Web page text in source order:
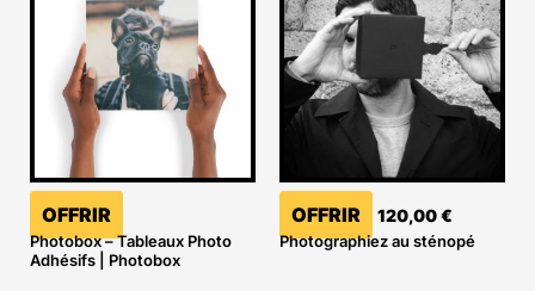
OFFRIR
Photobox – Tableaux Photo
Adhésifs | Photobox
OFFRIR 120,00€
Photographiez au sténopé